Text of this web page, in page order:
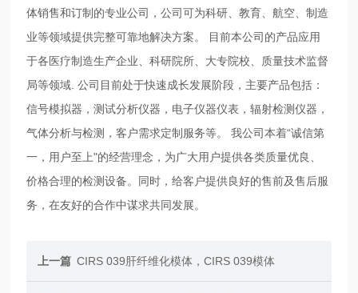
体销售和订制的专业公司，公司可为科研、教育、航空、制造
业等领域提供完整可靠地解决方案。 目前本公司的产品应用
于各医疗制造生产企业、科研院所、大专院校、质量技术监督
局等领域. 公司目前处于快速成长发展阶段，主要产品包括：
信号模拟器，测试分析仪器，电子仪器仪表，辐射检测仪器，
气体分析与检测，客户需求定制服务等。 我公司本着“诚信第
一，用户至上"的经营理念，为广大用户提供各类质量优良、
价格合理的检测设备。同时，给客户提供良好的售前及售后服
务，在友好的合作中谋求共同发展。
上一篇 CIRS 039肝纤维化模体，CIRS 039模体